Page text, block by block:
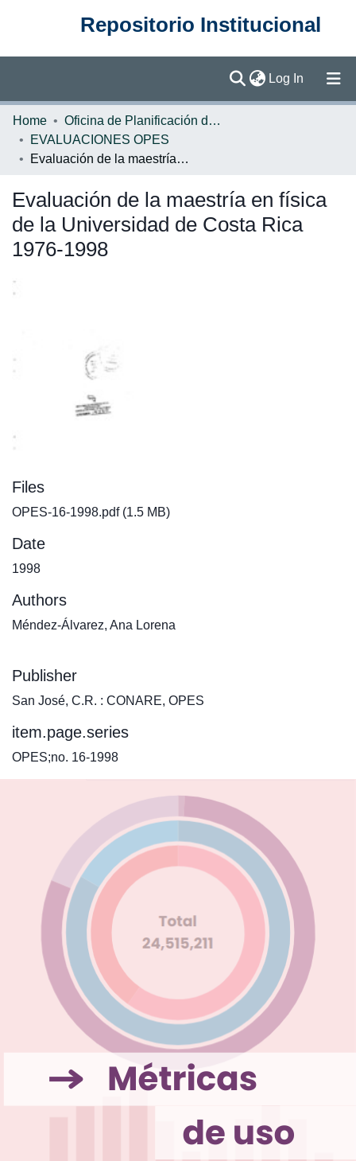
Repositorio Institucional
Log In (current)
Communities & Collections
Home
Oficina de Planificación de la Educación Superior (OPES)
EVALUACIONES OPES
Evaluación de la maestría en física de la Universidad de Costa Rica 1976-1998
Evaluación de la maestría en física
de la Universidad de Costa Rica
1976-1998
Files
OPES-16-1998.pdf(1.5 MB)
Date
1998
Authors
Méndez-Álvarez, Ana Lorena
Publisher
San José, C.R. : CONARE, OPES
item.page.series
OPES;no. 16-1998